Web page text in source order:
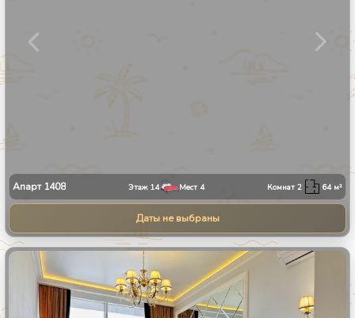
Апарт 1408 Этаж 14 Мест 4 Комнат2 64м²
Даты не выбраны